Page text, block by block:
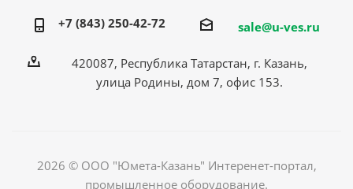
+7 (843) 250-42-72 sale@u-ves.ru
420087, Республика Татарстан, г. Казань,
улица Родины, дом 7, офис 153.
2026 © ООО "Юмета-Казань" Интеренет-портал,
промышленное оборудование.